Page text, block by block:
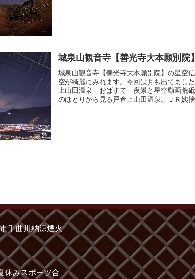
城泉山観音寺【善光寺大本願別
城泉山観音寺【善光寺大本願別院】の星空
空が綺麗にみれます。今回は月も出てまし
上山田温泉 おばすて 夜景と星空動画荒
のほとりから見る戸倉上山田温泉。ＪＲ姨捨
千曲川納涼煙火
休みスポーツ合